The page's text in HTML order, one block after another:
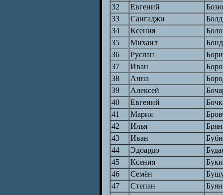
32
Евгений
33
Сангаджи
34
Ксения
35
Михаил
36
Руслан
37
Иван
38
Анна
39
Алексей
40
Евгений
41
Мария
42
Илья
43
Иван
44
Эдоардо
45
Ксения
46
Семён
47
Степан
Буян